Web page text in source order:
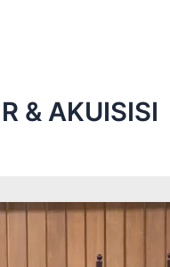
& AKUISISI